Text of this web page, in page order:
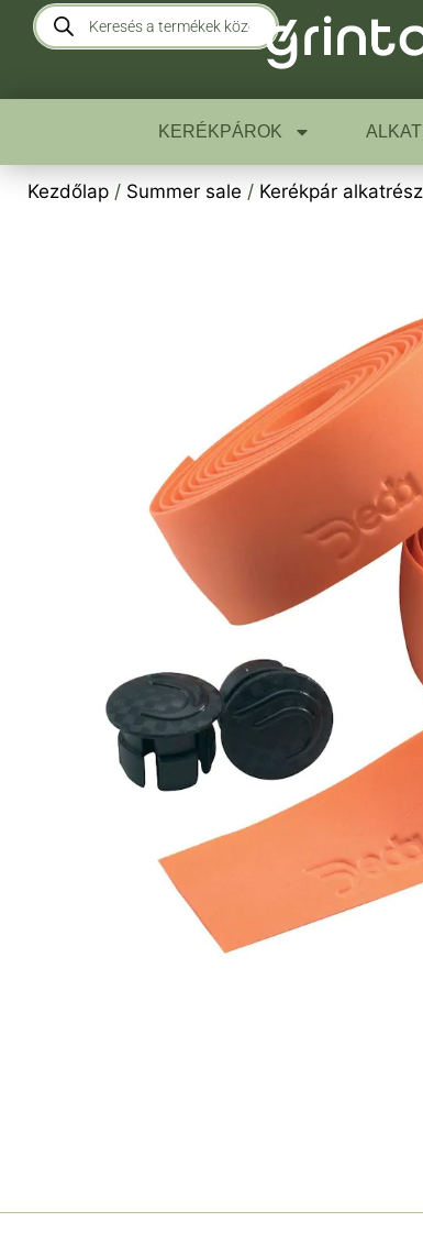
KERÉKPÁROK
Kezdőlap / Summer sale / Kerékpár alkatrész